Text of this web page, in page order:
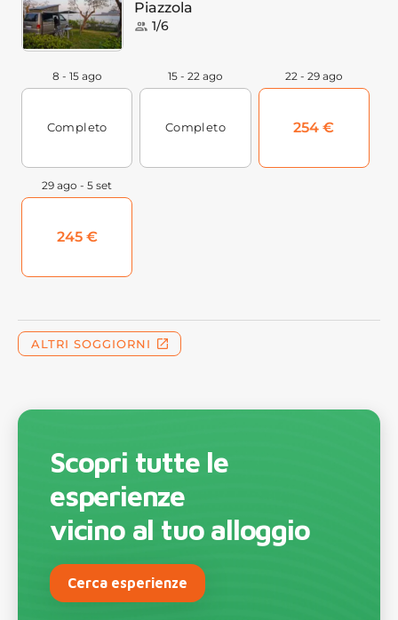
Scopri tutte le
esperienze
vicino al tuo alloggio
Cerca esperienze